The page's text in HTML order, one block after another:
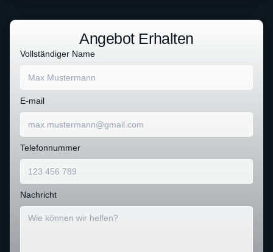
Angebot Erhalten
Vollständiger Name
E-mail
Telefonnummer
Nachricht